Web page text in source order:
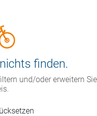
finden.
und/oder erweitern Sie